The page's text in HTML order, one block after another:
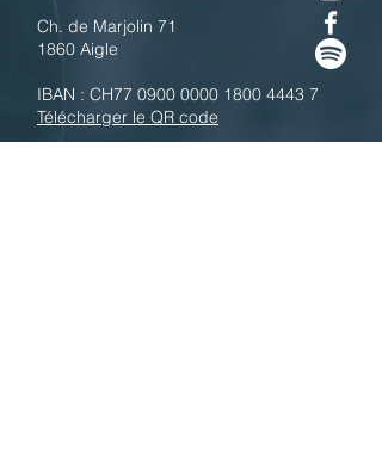
Ch. de Marjolin 71
1860 Aigle
IBAN : CH77 0900 0000 1800 4443 7
Télécharger le QR code